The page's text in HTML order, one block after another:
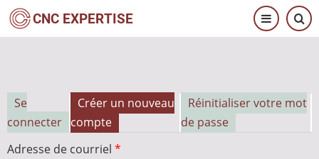
Aller
au
CNC EXPERTISE
Onglets
principaux
Se
connecter
Créer un nouveau
compte
Réinitialiser votre mot
de passe
Adresse de courriel